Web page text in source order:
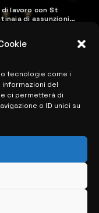
tecnologie come i
del
ci permetterà di
o ID unici su
lavoro con St
di assunzioni